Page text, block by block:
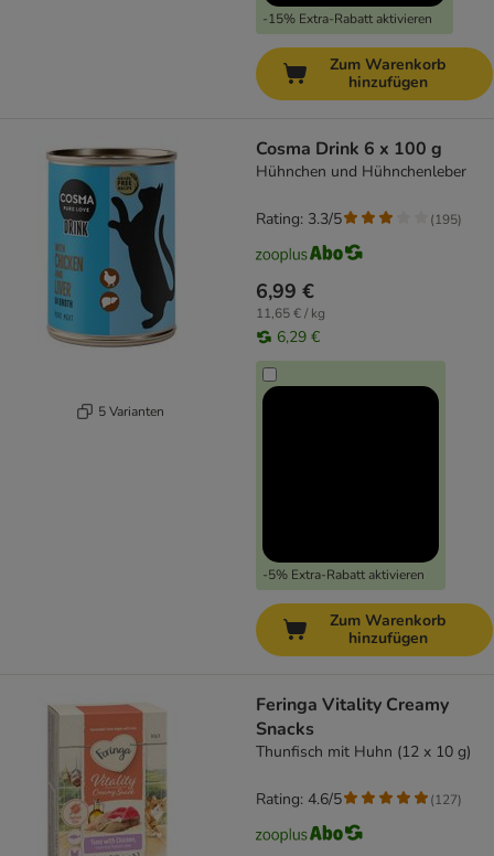
-15% Extra-Rabatt aktivieren
Zum Warenkorb
hinzufügen
5 Varianten
Cosma Drink 6 x 100 g
Hühnchen und Hühnchenleber
6,99 €
11,65 € / kg
6,29 €
-5% Extra-Rabatt aktivieren
Rating: 3.3/5 (195)
Zum Warenkorb
hinzufügen
Feringa Vitality Creamy
Snacks
Thunfisch mit Huhn (12 x 10 g)
Rating: 4.6/5 (127)